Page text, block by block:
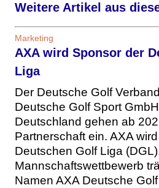
Weitere Artikel aus
Marketing
AXA wird Sponsor der
Liga
Der Deutsche Golf
Deutsche Golf Sport
Deutschland gehen ab
Partnerschaft ein. AXA
Deutschen Golf Liga
Mannschaftswettbewerb
Namen AXA Deutsche